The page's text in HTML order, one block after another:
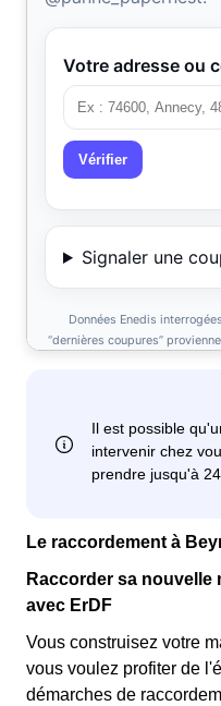
Le raccordement à
Raccorder sa nouvelle
avec ErDF
Vous construisez votre
vous voulez profiter de
démarches de